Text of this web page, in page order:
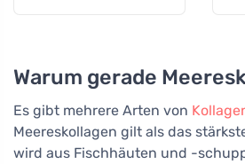
Warum gerade
Es gibt mehrere Arten von
Meereskollagen gilt als das
wird aus Fischhäuten und -